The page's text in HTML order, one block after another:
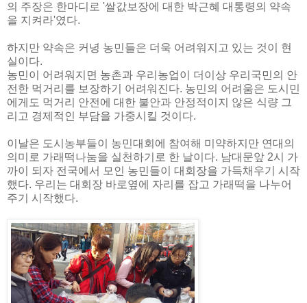
의 주장은 한마디로 '쌀값보장에 대한 박근혜 대통령의 약속
을 지켜라'였다.
하지만 약속은 커녕 농민들은 더욱 어려워지고 있는 것이 현
실이다.
농민이 어려워지면 농촌과 우리농업이 더이상 우리국민의 안
전한 먹거리를 보장하기 어려워진다. 농민의 어려움은 도시민
에게도 먹거리 안전에 대한 불안과 안정적이지 않은 식량 그
리고 경제적인 부담을 가중시킬 것이다.
이날은 도시농부들이 농민대회에 참여해 미약하지만 연대의
의미로 가래떡나눔을 실천하기로 한 날이다. 남대문앞 2시 가
까이 되자 전국에서 모인 농민들이 대회장을 가득채우기 시작
했다. 우리는 대회장 바로옆에 자리를 잡고 가래떡을 나누어
주기 시작했다.